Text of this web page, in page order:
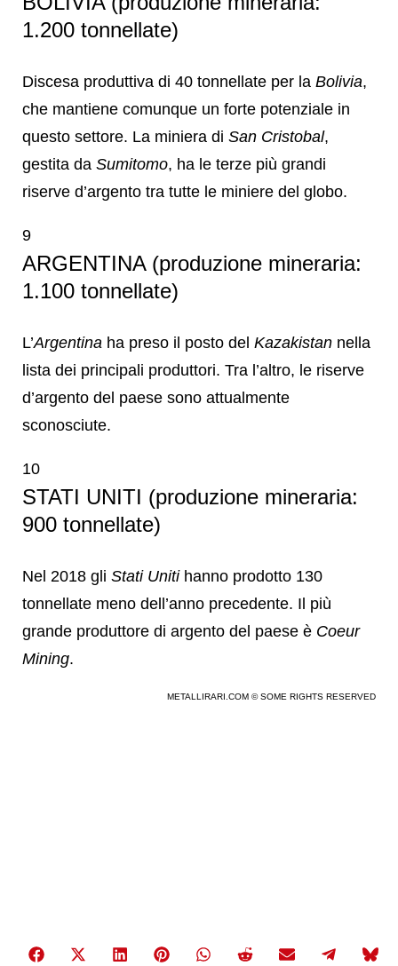
1.200 tonnellate)
Discesa produttiva di 40 tonnellate per la Bolivia,
che mantiene comunque un forte potenziale in
questo settore. La miniera di San Cristobal,
gestita da Sumitomo, ha le terze più grandi
riserve d’argento tra tutte le miniere del globo.
9
ARGENTINA (produzione mineraria:
1.100 tonnellate)
L’Argentina ha preso il posto del Kazakistan nella
lista dei principali produttori. Tra l’altro, le riserve
d’argento del paese sono attualmente
sconosciute.
10
STATI UNITI (produzione mineraria:
900 tonnellate)
Nel 2018 gli Stati Unitihanno prodotto 130
tonnellate meno dell’anno precedente. Il più
grande produttore di argento del paese è Coeur
Mining.
METALLIRARI.COM © SOME RIGHTS RESERVED
Share
Share
Share
Share
Share
Share
Share
Share